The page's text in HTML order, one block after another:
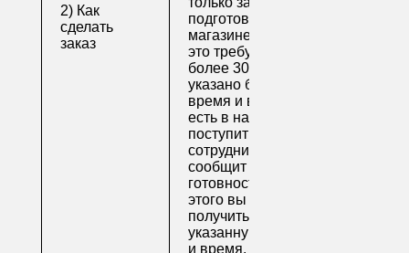
2) Как
сделать
заказ
подготовят в
магазине (обычно на
это требуется не
более 30 минут, если
указано ближайшее
время и весь товар
есть в наличии), вам
поступит письмо от
сотрудника, который
сообщит о
готовности. После
этого вы можете
получить свой заказ в
указанную вами дату
и время.